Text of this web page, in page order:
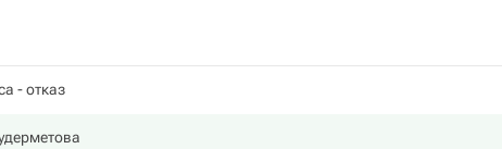
- отказ